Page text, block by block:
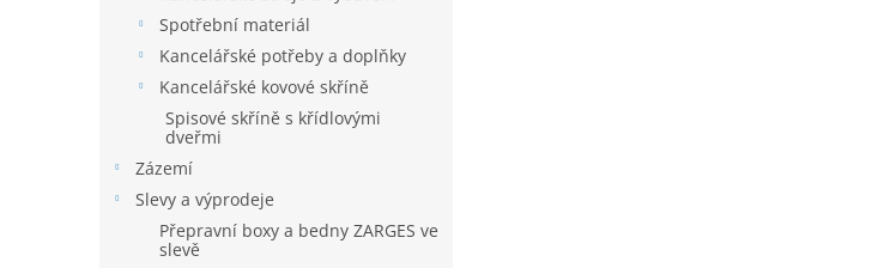
Spotřební materiál
Kancelářské potřeby a doplňky
Kancelářské kovové skříně
Spisové skříně s křídlovými
dveřmi
Zázemí
Slevy a výprodeje
Přepravní boxy a bedny ZARGES ve
slevě